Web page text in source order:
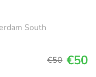
South
€50 €50